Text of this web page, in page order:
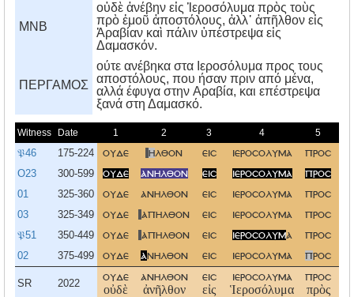
MNB
οὐδὲ ἀνέβην εἰς Ἱεροσόλυμα πρὸς τοὺς
πρὸ ἐμοῦ ἀποστόλους, ἀλλ᾿ ἀπῆλθον εἰς
Ἀραβίαν καὶ πάλιν ὑπέστρεψα εἰς
Δαμασκόν.
ΠΕΡΓΑΜΟΣ
ούτε ανέβηκα στα Iεροσόλυμα προς τους
αποστόλους, που ήσαν πριν από μένα,
αλλά έφυγα στην Aραβία, και επέστρεψα
ξανά στη Δαμασκό.
Witness Date 1 2 3 4 5
𝔓46 175-224 ουδε ηλθον εισ ιεροσολυμα προσ
O23 300-599 ουδε ανηλθον εισ ιεροσολυμα προσ
01 325-360 ουδε ανηλθον εισ ιεροσολυμα προσ
03 325-349 ουδε απηλθον εισ ιεροσολυμα προσ
𝔓51 350-449 ουδε απηλθον εισ ιεροσολυμα προσ
02 375-499 ουδε ανηλθον εισ ιεροσολυμα προσ
SR 2022
ουδε
οὐδὲ
ανηλθον
ἀνῆλθον
εισ
εἰς
ιεροσολυμα
Ἱεροσόλυμα
προσ
πρὸς